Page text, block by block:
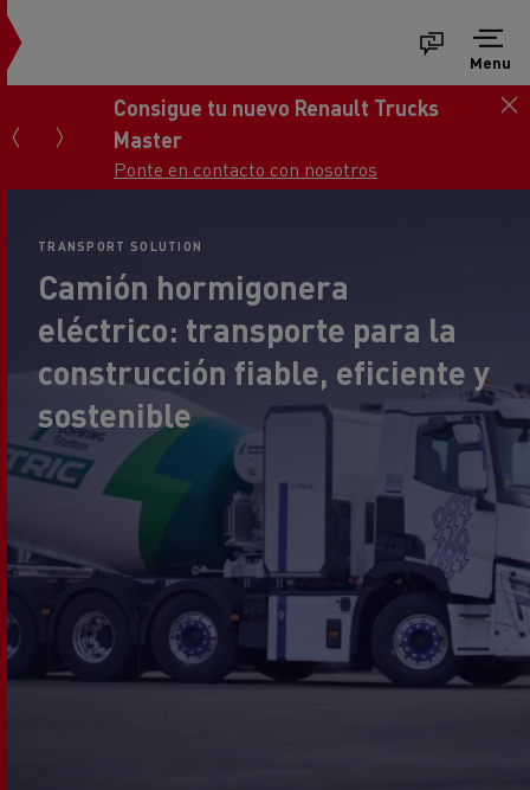
Menu
Consigue tu nuevo Renault Trucks
Master
Ponte en contacto con nosotros
TRANSPORT SOLUTION
Camión hormigonera
eléctrico: transporte para la
construcción fiable, eficiente y
sostenible